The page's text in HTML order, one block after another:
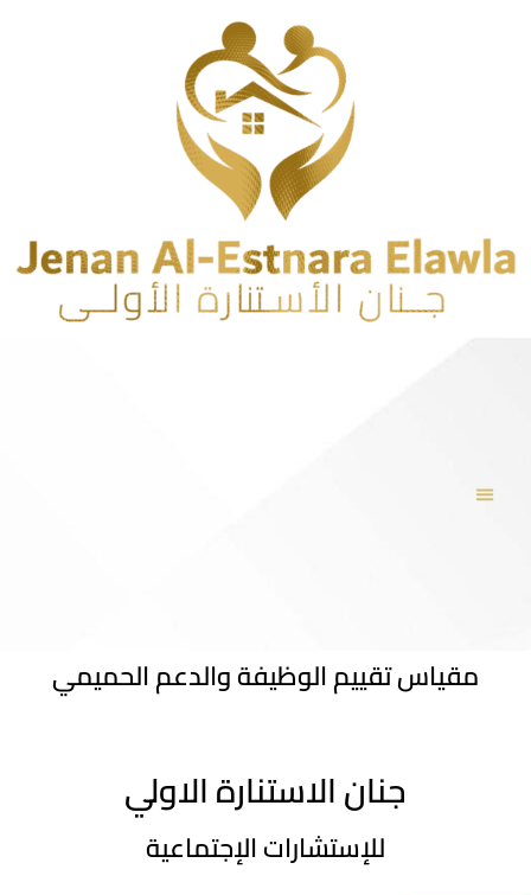
مقياس تقييم الوظيفة والدعم الحميمي
جنان الاستنارة الاولي
للإستشارات الإجتماعية